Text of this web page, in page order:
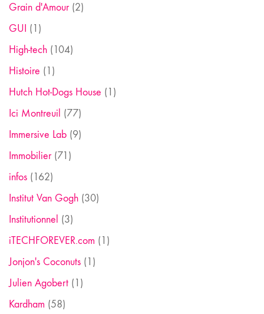
Grain d'Amour(2)
GUI (1)
High-tech (104)
Histoire (1)
Hutch Hot-Dogs House (1)
Ici Montreuil (77)
Immersive Lab (9)
Immobilier(71)
infos (162)
Institut Van Gogh (30)
Institutionnel (3)
iTECHFOREVER.com (1)
Jonjon's Coconuts (1)
Julien Agobert (1)
Kardham (58)